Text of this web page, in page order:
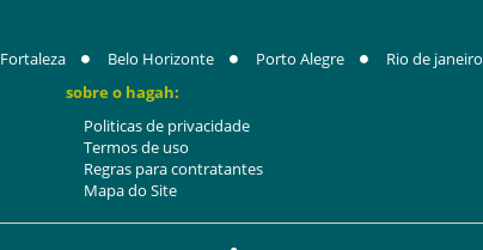
Fortaleza Belo Horizonte Porto Alegre Rio de janeiro
sobre o hagah:
Politicas de privacidade
Termos de uso
Regras para contratantes
Mapa do Site